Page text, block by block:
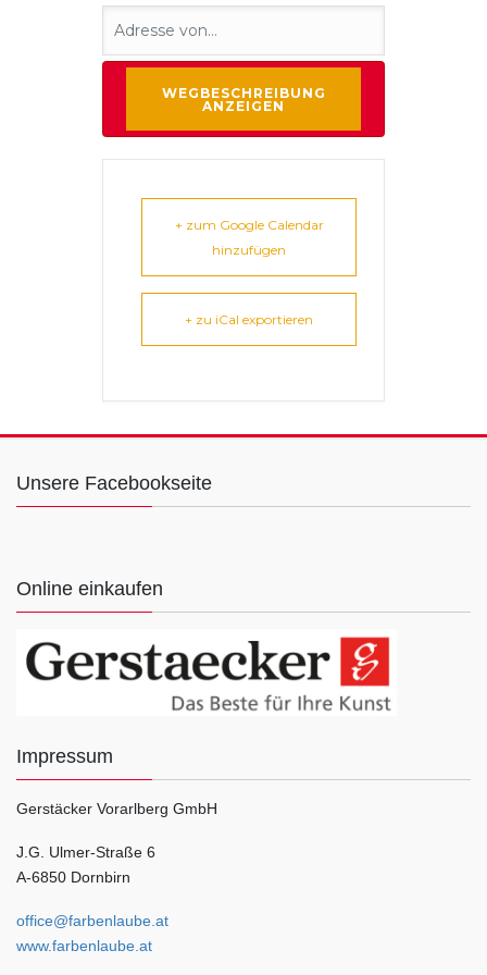
+ zum Google Calendar
hinzufügen
+ zu iCal exportieren
Unsere Facebookseite
Online einkaufen
Impressum
Gerstäcker Vorarlberg GmbH
J.G. Ulmer-Straße 6
A-6850 Dornbirn
office@farbenlaube.at
www.farbenlaube.at